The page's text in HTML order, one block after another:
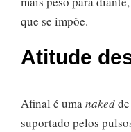
que se impõe.
Atitude
Afinal é umanaked
suportado pelos